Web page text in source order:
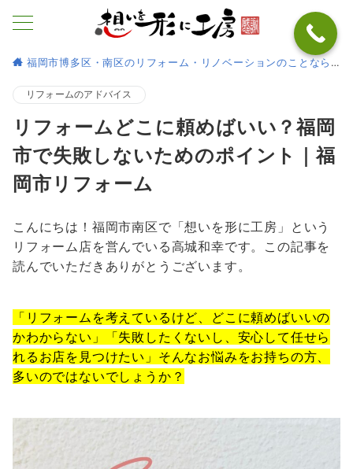
福岡市博多区・南区のリフォーム・リノベーションのことなら
リフォームのアドバイス
リフォームどこに頼めばいい？福岡
市で失敗しないためのポイント｜福
岡市リフォーム
こんにちは！福岡市南区で「想いを形に工房」という
リフォーム店を営んでいる高城和幸です。この記事を
読んでいただきありがとうございます。
「リフォームを考えているけど、どこに頼めばいいの
かわからない」「失敗したくないし、安心して任せら
れるお店を見つけたい」そんなお悩みをお持ちの方、
多いのではないでしょうか？